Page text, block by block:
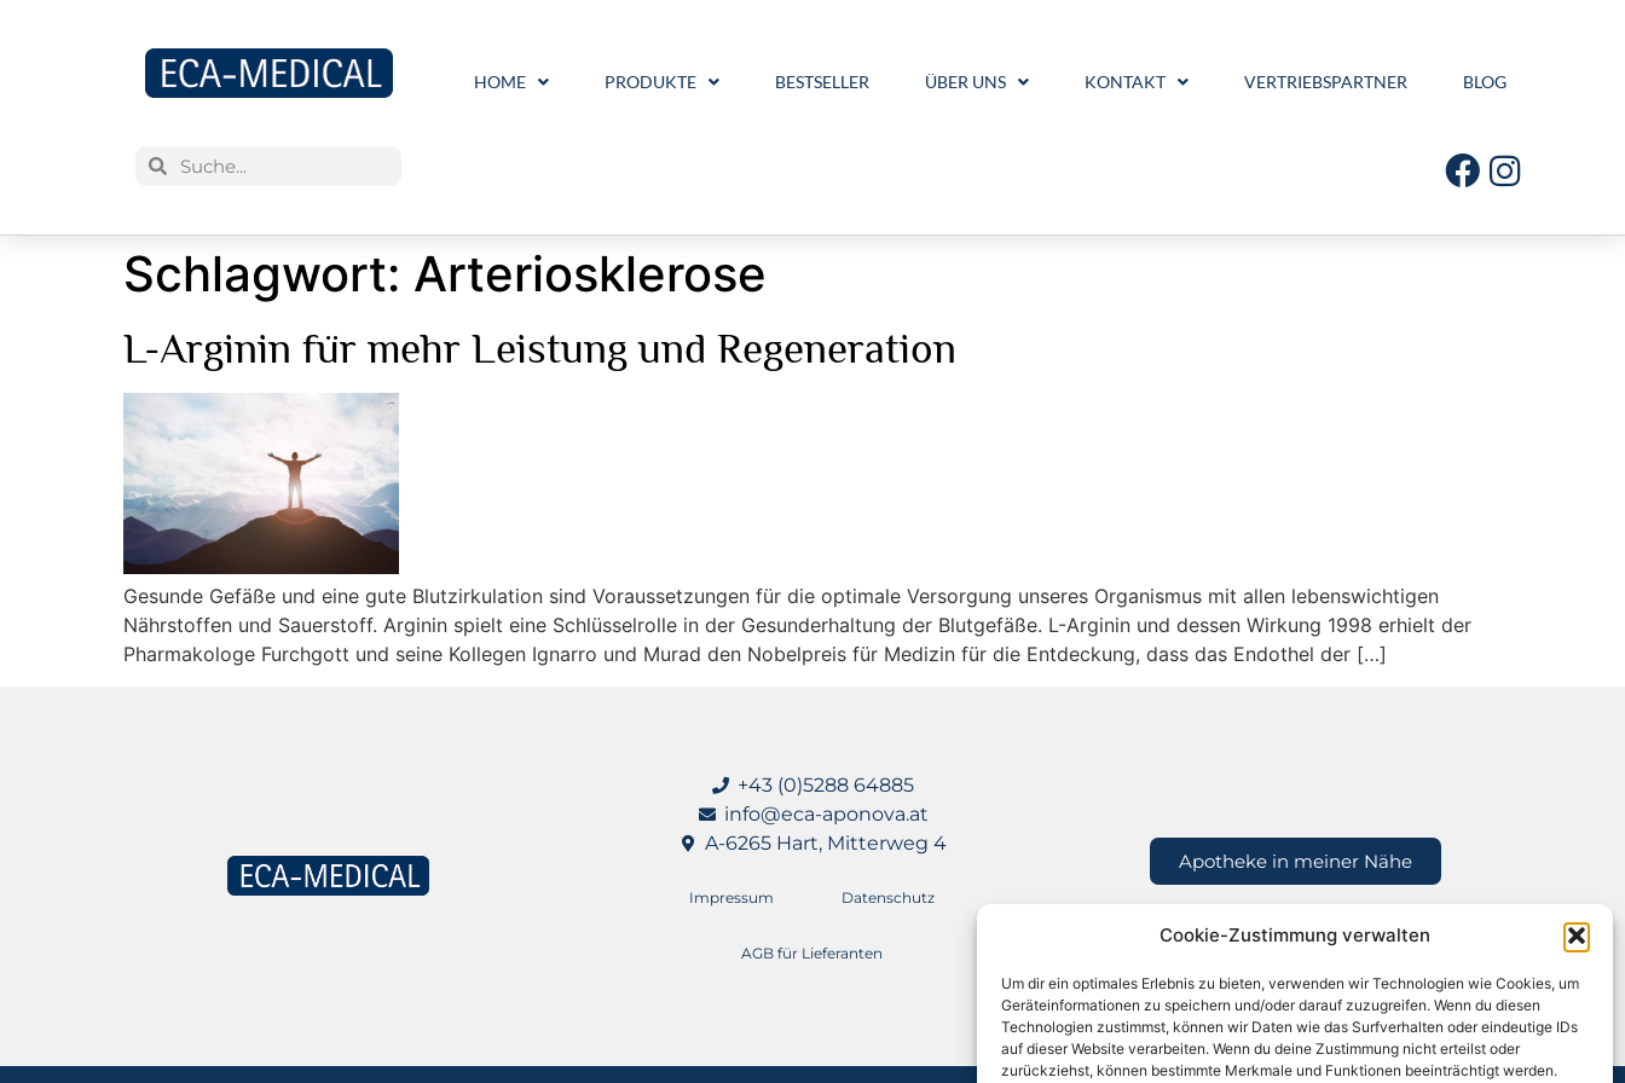
Cookie-Zustimmung verwalten
Um dir ein optimales Erlebnis zu bieten, verwenden wir Technologien wie Cookies, um
Geräteinformationen zu speichern und/oder darauf zuzugreifen. Wenn du diesen
Technologien zustimmst, können wir Daten wie das Surfverhalten oder eindeutige IDs
auf dieser Website verarbeiten. Wenn du deine Zustimmung nicht erteilst oder
zurückziehst, können bestimmte Merkmale und Funktionen beeinträchtigt werden.
HOME PRODUKTE BESTSELLER ÜBER UNS KONTAKT VERTRIEBSPARTNER BLOG
Schlagwort: Arteriosklerose
L-Arginin für mehr Leistung und Regeneration
Gesunde Gefäße und eine gute Blutzirkulation sind Voraussetzungen für die optimale Versorgung unseres Organismus mit allen lebenswichtigen
Nährstoffen und Sauerstoff. Arginin spielt eine Schlüsselrolle in der Gesunderhaltung der Blutgefäße. L-Arginin und dessen Wirkung 1998 erhielt der
Pharmakologe Furchgott und seine Kollegen Ignarro und Murad den Nobelpreis für Medizin für die Entdeckung, dass das Endothel der […]
+43 (0)5288 64885
info@eca-aponova.at
A-6265 Hart, Mitterweg 4
Impressum Datenschutz
AGB für Lieferanten
Apotheke in meiner Nähe